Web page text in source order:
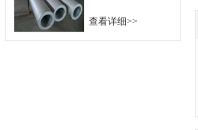
查看详细>>